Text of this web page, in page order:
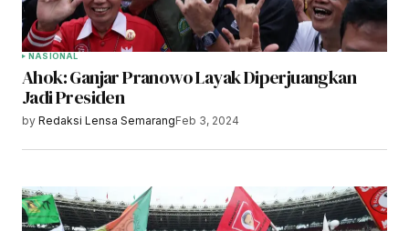
NASIONAL
Ahok: Ganjar Pranowo Layak Diperjuangkan
Jadi Presiden
by Redaksi Lensa SemarangFeb 3, 2024